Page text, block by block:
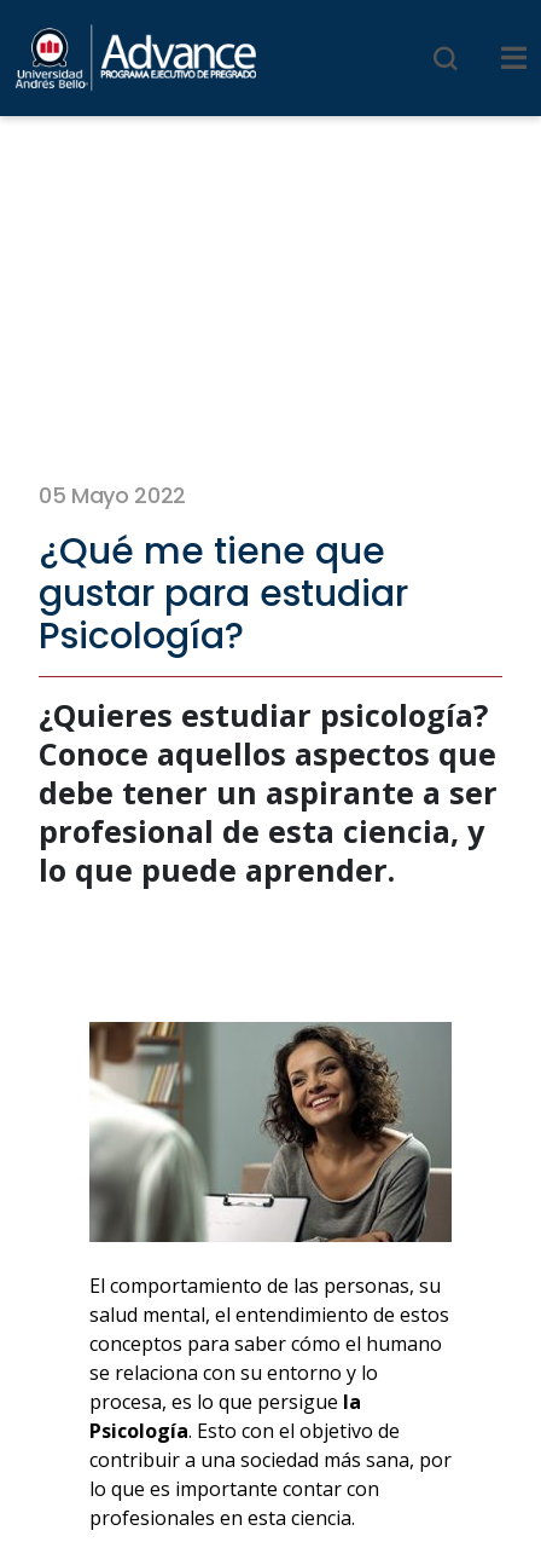
05 Mayo 2022
¿Qué me tiene que
gustar para estudiar
Psicología?
¿Quieres estudiar psicología?
Conoce aquellos aspectos que
debe tener un aspirante a ser
profesional de esta ciencia, y
lo que puede aprender.
El comportamiento de las personas, su
salud mental, el entendimiento de estos
conceptos para saber cómo el humano
se relaciona con su entorno y lo
procesa, es lo que persigue la
Psicología. Esto con el objetivo de
contribuir a una sociedad más sana, por
lo que es importante contar con
profesionales en esta ciencia.